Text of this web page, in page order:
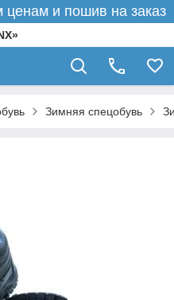
и пошив на заказ
Зимняя спецобувь